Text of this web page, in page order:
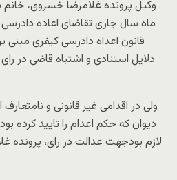
قانون اعداه دادرسی کیفری مبنی
دلایل استنادی و اشتباه قاضی در
دیوان که حکم اعدام را تایید کرده
لازم بودجهت عدالت در رای،